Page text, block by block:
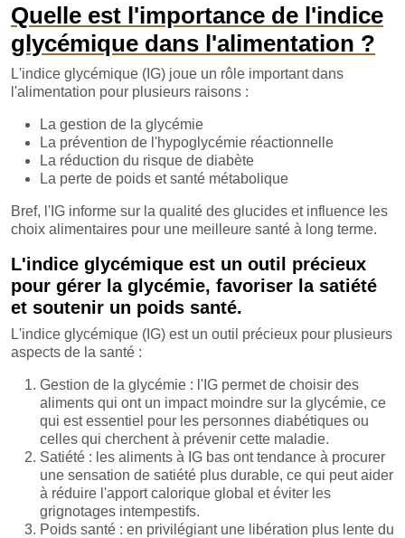
Quelle est l'importance de l'indice
glycémique dans l'alimentation ?
L'indice glycémique (IG) joue un rôle important dans
l'alimentation pour plusieurs raisons :
La gestion de la glycémie
La prévention de l'hypoglycémie réactionnelle
La réduction du risque de diabète
La perte de poids et santé métabolique
Bref, l'IG informe sur la qualité des glucides et influence les
choix alimentaires pour une meilleure santé à long terme.
L'indice glycémique est un outil précieux
pour gérer la glycémie, favoriser la satiété
et soutenir un poids santé.
L'indice glycémique (IG) est un outil précieux pour plusieurs
aspects de la santé :
Gestion de la glycémie : l'IG permet de choisir des
aliments qui ont un impact moindre sur la glycémie, ce
qui est essentiel pour les personnes diabétiques ou
celles qui cherchent à prévenir cette maladie.
Satiété : les aliments à IG bas ont tendance à procurer
une sensation de satiété plus durable, ce qui peut aider
à réduire l'apport calorique global et éviter les
grignotages intempestifs.
Poids santé : en privilégiant une libération plus lente du